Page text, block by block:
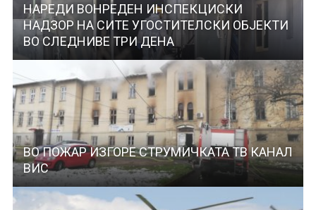
НАРЕДИ ВОНРЕДЕН ИНСПЕКЦИСКИ
НАДЗОР НА СИТЕ УГОСТИТЕЛСКИ ОБЈЕКТИ
ВО СЛЕДНИВЕ ТРИ ДЕНА
ВО ПОЖАР ИЗГОРЕ СТРУМИЧКАТА ТВ КАНАЛ
ВИС